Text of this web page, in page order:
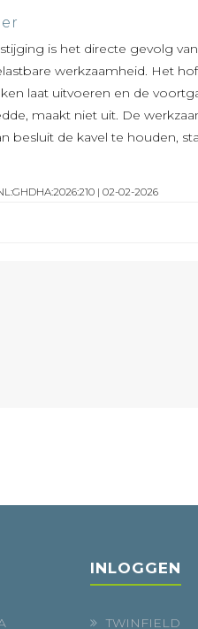
is het directe gevolg
werkzaamheid. Het
laat uitvoeren en de
maakt niet uit. De
de kavel te houden,
| 02-02-2026
INLOGGEN
TWINFIELD